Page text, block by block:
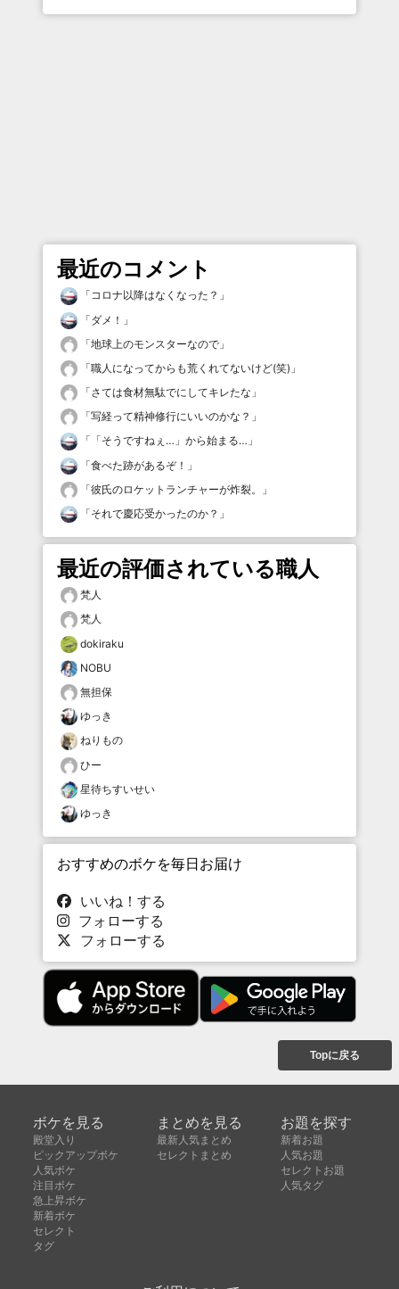
最近のコメント
「コロナ以降はなくなった？ 」
「ダメ！ 」
「地球上のモンスターなので 」
「職人になってからも荒くれてないけど(笑) 」
「さては食材無駄でにしてキレたな 」
「写経って精神修行にいいのかな？ 」
「 「そうですねぇ…」から始まる… 」
「食べた跡があるぞ！ 」
「彼氏のロケットランチャーが炸裂。
」
「それで慶応受かったのか？ 」
最近の評価されている職人
梵人
梵人
dokiraku
NOBU
無担保
ゆっき
ねりもの
ひー
星待ちすいせい
ゆっき
おすすめのボケを毎日お届け
いいね！する
フォローする
フォローする
Topに戻る
ボケを見る
殿堂入り
ピックアップボケ
人気ボケ
注目ボケ
急上昇ボケ
新着ボケ
セレクト
タグ
まとめを見る
最新人気まとめ
セレクトまとめ
お題を探す
新着お題
人気お題
セレクトお題
人気タグ